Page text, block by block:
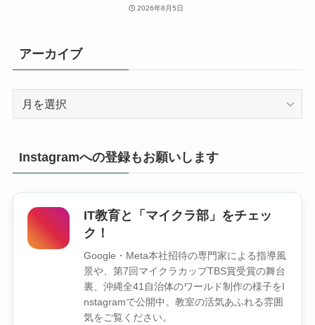
2026年8月5日
アーカイブ
Instagramへの登録もお願いします
IT教育と「マイクラ部」をチェッ
ク！
Google・Meta本社招待の専門家による指導風
景や、第7回マイクラカップTBS賞受賞の舞台
裏、沖縄全41自治体のワールド制作の様子をI
nstagramで公開中。教室の活気あふれる雰囲
気をご覧ください。